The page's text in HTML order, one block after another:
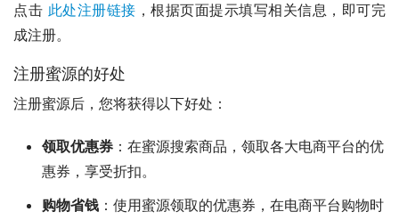
点击 此处注册链接 ，根据页面提示填写相关信息，即可完
成注册。
注册蜜源的好处
注册蜜源后，您将获得以下好处：
领取优惠券 ：在蜜源搜索商品，领取各大电商平台的优
惠券，享受折扣。
购物省钱 ：使用蜜源领取的优惠券，在电商平台购物时